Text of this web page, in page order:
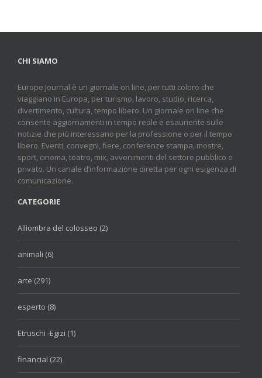
CHI SIAMO
Europe Journal è un giornale on line, per tutti coloro che
viaggiano in Europa, per turismo, lavoro, studio, ricerca,
divertimento, cultura, tempo libero. Un giornale on line che
consente aggiornamenti in tempo reale e esauriente sulle
notizie che più interessano per la professione o per il tempo
libero. Eventi, convegni, fiere, conferenze stampa, mostre,
sport, cinema, teatro, mix, avvenimenti del settore pubblico e
privato. Un canale d’informazione diretta per ogni esigenza di
comunicazione.
CATEGORIE
Allìombra del colosseo (2)
animali (6)
arte (291)
esperto (8)
Etruschi -Egizi (1)
financial (22)